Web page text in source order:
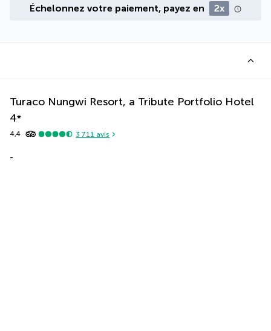
Échelonnez votre paiement, payez en 2x
Turaco Nungwi Resort, a Tribute Portfolio Hotel
4*
4,4 3 711 avis
-